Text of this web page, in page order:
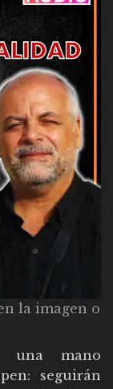
la imagen o
una mano
seguirán